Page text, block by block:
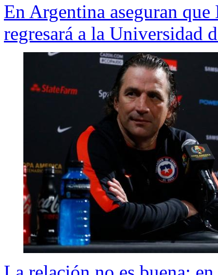
En Argentina aseguran
regresará a la Universidad